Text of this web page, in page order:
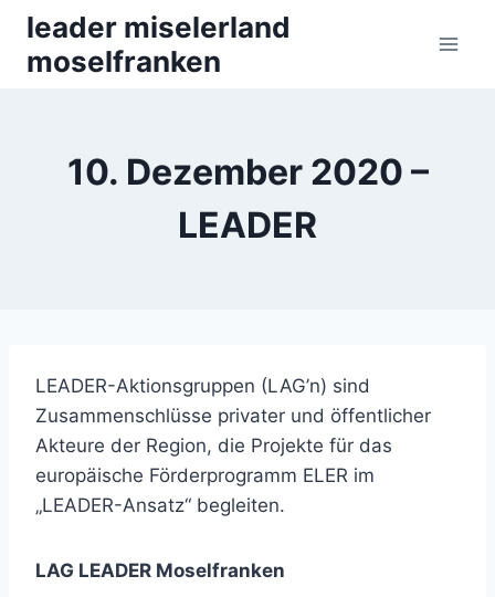
Zum
Inhalt
springen
leader miselerland
moselfranken
10. Dezember 2020 –
LEADER
LEADER-Aktionsgruppen (LAG’n) sind
Zusammenschlüsse privater und öffentlicher
Akteure der Region, die Projekte für das
europäische Förderprogramm ELER im
„LEADER-Ansatz“ begleiten.
LAG LEADER Moselfranken